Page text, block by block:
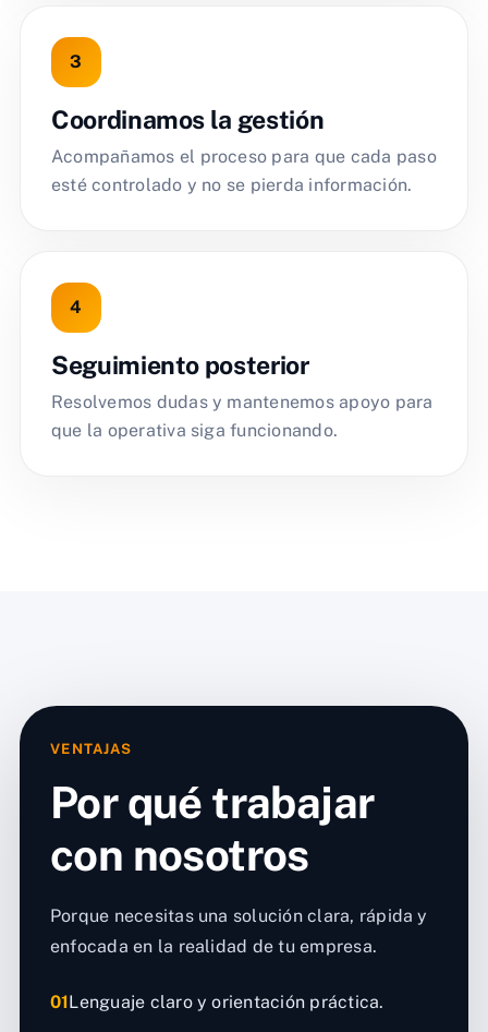
Coordinamos la gestión
Acompañamos el proceso para que cada paso
esté controlado y no se pierda información.
Seguimiento posterior
Resolvemos dudas y mantenemos apoyo para
que la operativa siga funcionando.
VENTAJAS
Por qué trabajar
con nosotros
Porque necesitas una solución clara, rápida y
enfocada en la realidad de tu empresa.
01Lenguaje claro y orientación práctica.